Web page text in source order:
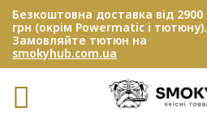
Безкоштовна доставка від 2900
грн (окрім Powermatic і тютюну).
Замовляйте тютюн на
smokyhub.com.ua